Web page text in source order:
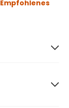
Empfohlenes